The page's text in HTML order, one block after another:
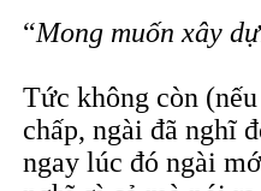
“Mong muốn xây
Tức không còn
chấp, ngài đã nghĩ
ngay lúc đó ngài